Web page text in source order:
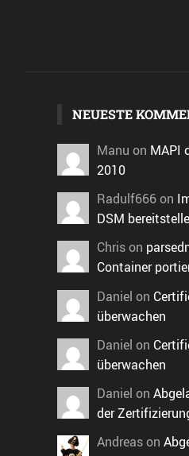
NEUESTE
Manu on MAPI
2010
Radulf666on
DSM
Chrison
Container
Daniel on
überwachen
Daniel on
überwachen
Daniel on
der
Andreason